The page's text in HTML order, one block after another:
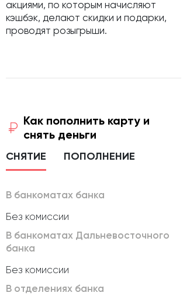
акциями, по которым начисляют
кэшбэк, делают скидки и подарки,
проводят розыгрыши.
Как пополнить карту и
снять деньги
СНЯТИЕ ПОПОЛНЕНИЕ
В банкоматах банка
Без комиссии
В банкоматах Дальневосточного
банка
Без комиссии
В отделениях банка